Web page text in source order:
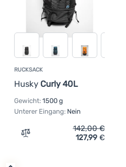
RUCKSACK
Husky Curly 40L
Gewicht: 1500 g
Unterer Eingang: Nein
Zum Vergleich 'Rucksack
142,00€
127,99 €